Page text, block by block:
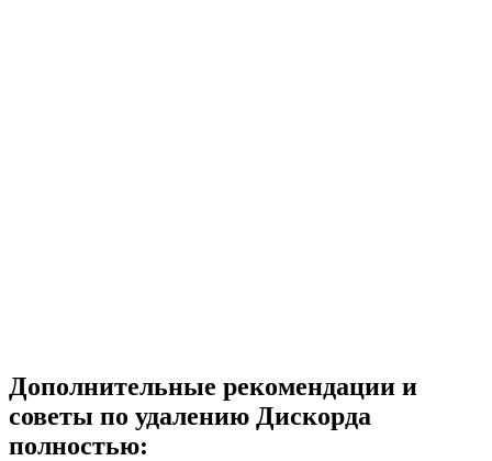
Дополнительные рекомендации и
советы по удалению Дискорда
полностью: